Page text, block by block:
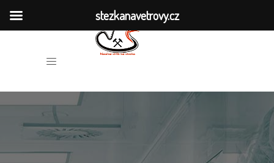
MÍSTA SPOJENÁ S TĚŽBOU
VĚTROVSKÁ KRONIKA
stezkanavetrovy.cz